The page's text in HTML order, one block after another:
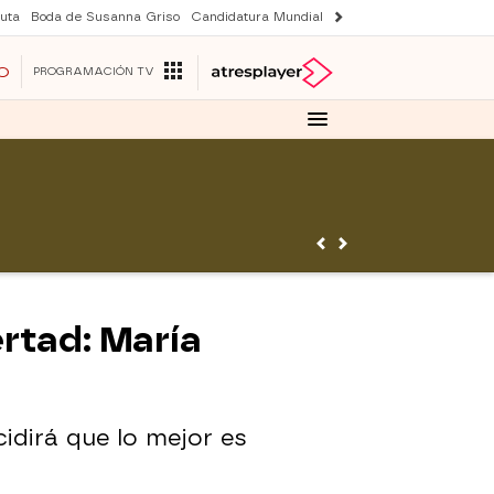
Boda de Susanna Griso Candidatura Mundial 2030
PROGRAMACIÓN TV
María
que lo mejor es